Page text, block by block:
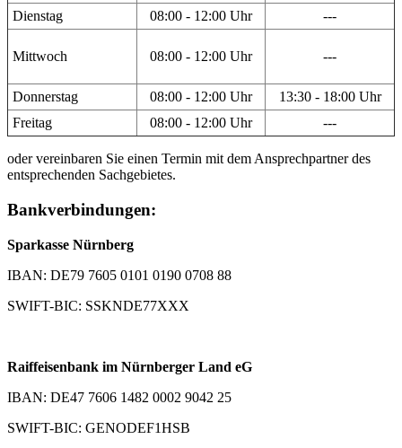
Dienstag
08:00 - 12:00 Uhr ---
Mittwoch 08:00 - 12:00 Uhr ---
Donnerstag 08:00 - 12:00 Uhr
13:30 - 18:00 Uhr
Freitag
08:00 - 12:00 Uhr ---
oder vereinbaren Sie einen Termin mit dem Ansprechpartner des
entsprechenden Sachgebietes.
Bankverbindungen:
Sparkasse Nürnberg
IBAN: DE79 7605 0101 0190 0708 88
SWIFT-BIC: SSKNDE77XXX
Raiffeisenbank im Nürnberger Land eG
IBAN: DE47 7606 1482 0002 9042 25
SWIFT-BIC: GENODEF1HSB